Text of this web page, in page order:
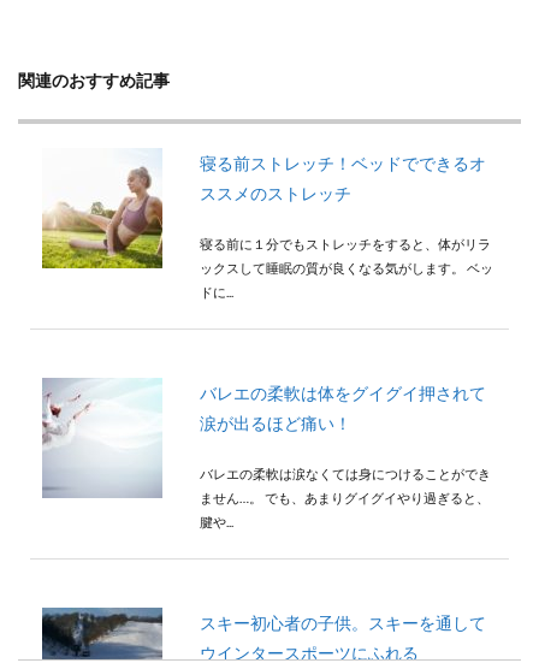
関連のおすすめ記事
寝る前ストレッチ！ベッドでできるオ
ススメのストレッチ
寝る前に１分でもストレッチをすると、体がリラ
ックスして睡眠の質が良くなる気がします。 ベッ
ドに...
バレエの柔軟は体をグイグイ押されて
涙が出るほど痛い！
バレエの柔軟は涙なくては身につけることができ
ません…。 でも、あまりグイグイやり過ぎると、
腱や...
スキー初心者の子供。スキーを通して
ウインタースポーツにふれる